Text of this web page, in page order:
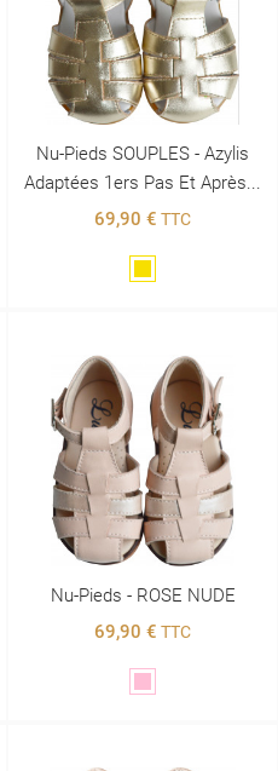
Nu-Pieds SOUPLES - Azylis
Adaptées 1ers Pas Et Après...
69,90 € TTC
Nu-Pieds - ROSE NUDE
69,90 € TTC